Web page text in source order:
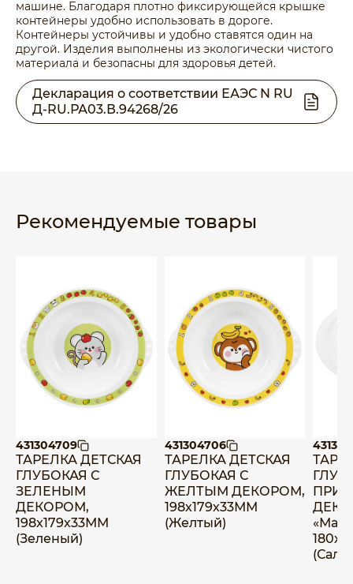
машине. Благодаря плотно фиксирующейся крышке
контейнеры удобно использовать в дороге.
Контейнеры устойчивы и удобно ставятся один на
другой. Изделия выполнены из экологически чистого
материала и безопасны для здоровья детей.
Декларация о соответствии ЕАЭС N RU
Д-RU.РА03.В.94268/26
Рекомендуемые товары
431304709
ТАРЕЛКА ДЕТСКАЯ
ГЛУБОКАЯ С
ЗЕЛЕНЫМ
ДЕКОРОМ,
198х179х33ММ
(Зеленый)
431304706
ТАРЕЛКА ДЕТСКАЯ
ГЛУБОКАЯ С
ЖЕЛТЫМ ДЕКОРОМ,
198х179х33ММ
(Желтый)